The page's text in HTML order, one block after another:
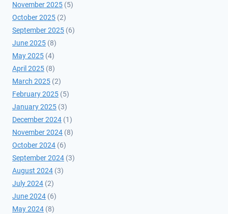
November 2025 (5)
October 2025 (2)
September 2025 (6)
June 2025 (8)
May 2025 (4)
April 2025 (8)
March 2025 (2)
February 2025 (5)
January 2025 (3)
December 2024 (1)
November 2024 (8)
October 2024 (6)
September 2024 (3)
August 2024 (3)
July 2024 (2)
June 2024 (6)
May 2024 (8)